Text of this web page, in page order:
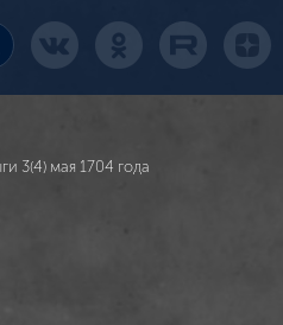
3(4) мая 1704 года